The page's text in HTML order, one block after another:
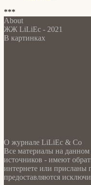
***
About
ЖЖ LiLiEc - 2021
В картинках
О журнале LiLiEc & Co
Все материалы на данном
источников - имеют
интернете или присланы
предоставляются